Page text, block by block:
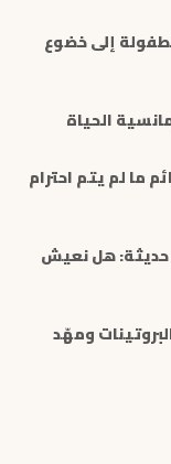
إلى خضوع
الحياة
ما لم يتم احترام
حديثة: هل نعيش
ومهّد